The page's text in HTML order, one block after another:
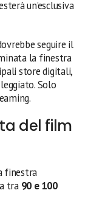
un’esclusiva
seguire il
la finestra
store digitali,
Solo
del film
finestra
tra 90 e 100